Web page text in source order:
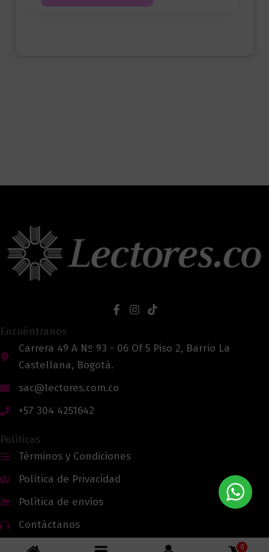
Encuéntranos
Carrera 49 A Nº 93 - 06 Of 5 Piso 2, Barrio La
Castellana, Bogotá.
sac@lectores.com.co
+57 304 4251642
Políticas
Términos y Condiciones
Política de Privacidad
Política de envíos
Contáctanos
0